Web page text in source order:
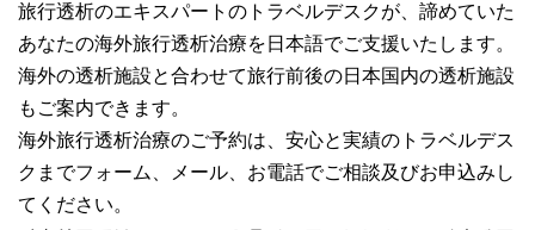
旅行透析のエキスパートのトラベルデスクが、諦めていた
あなたの海外旅行透析治療を日本語でご支援いたします。
海外の透析施設と合わせて旅行前後の日本国内の透析施設
もご案内できます。
海外旅行透析治療のご予約は、安心と実績のトラベルデス
クまでフォーム、メール、お電話でご相談及びお申込みし
てください。